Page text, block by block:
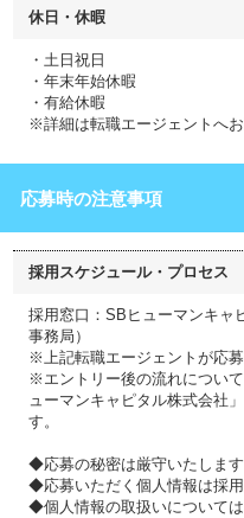
休日・休暇
・土日祝日
・年末年始休暇
・有給休暇
※詳細は転職エージェントへお
応募時の注意事項
採用スケジュール・プロセス
採用窓口：SBヒューマンキャ
事務局）
※上記転職エージェントが応募
※エントリー後の流れについ
ューマンキャピタル株式会社
す。
◆応募の秘密は厳守いたします
◆応募いただく個人情報は採用
◆個人情報の取扱いについて